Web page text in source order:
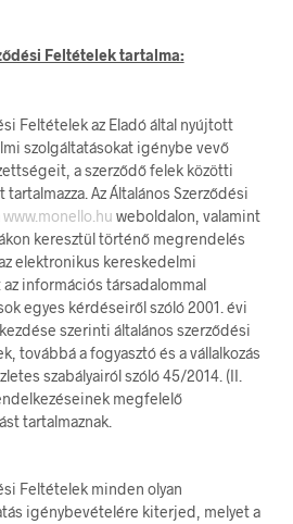
Feltételek tartalma:
Feltételek az Eladó által nyújtott
szolgáltatásokat igénybe vevő
a szerződő felek közötti
Az Általános Szerződési
www.monello.hu weboldalon, valamint
keresztül történő megrendelés
elektronikus kereskedelmi
információs társadalommal
egyes kérdéseiről szóló 2001. évi
szerinti általános szerződési
továbbá a fogyasztó és a vállalkozás
szabályairól szóló 45/2014. (II.
megfelelő
tartalmaznak.
Feltételek minden olyan
igénybevételére kiterjed, melyet a